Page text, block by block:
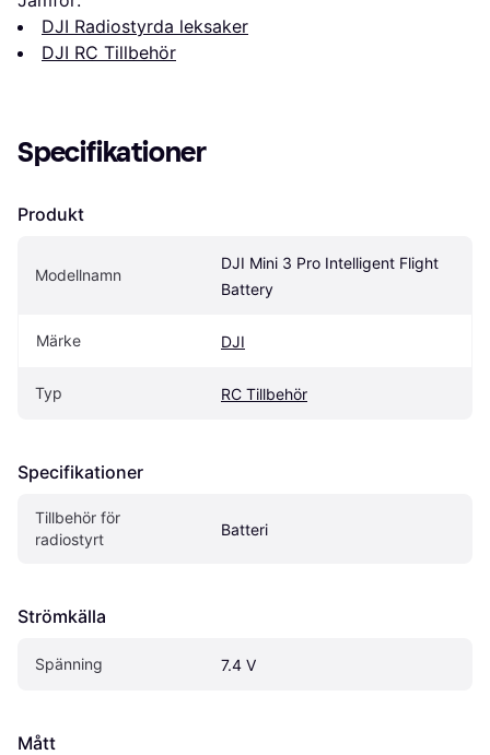
DJI Radiostyrda leksaker
DJI RC Tillbehör
Specifikationer
Produkt
Modellnamn
DJI Mini 3 Pro Intelligent Flight
Battery
Märke DJI
Typ RC Tillbehör
Specifikationer
Tillbehör för
radiostyrt
Batteri
Strömkälla
Spänning 7.4 V
Mått